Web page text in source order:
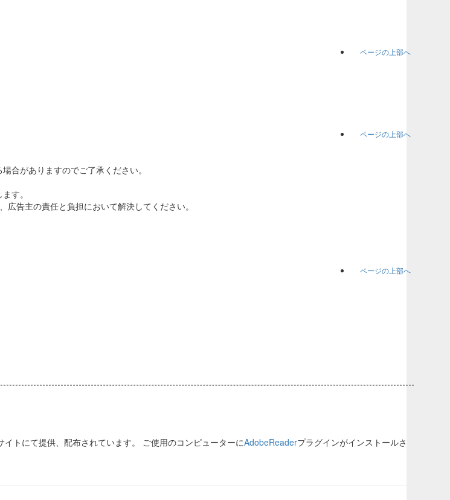
ページの上部へ
ページの上部へ
合がありますのでご了承ください。
す。
告主の責任と負担において解決してください。
ページの上部へ
イトにて提供、配布されています。 ご使用のコンピューターにAdobeReaderプラグインがインストールさ